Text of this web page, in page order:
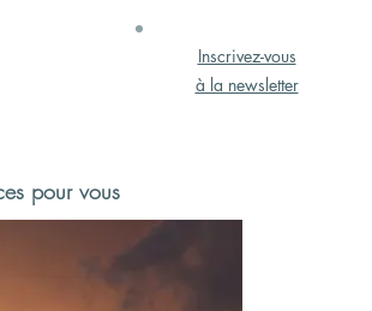
Inscrivez-vous
à la newsletter
pour vous